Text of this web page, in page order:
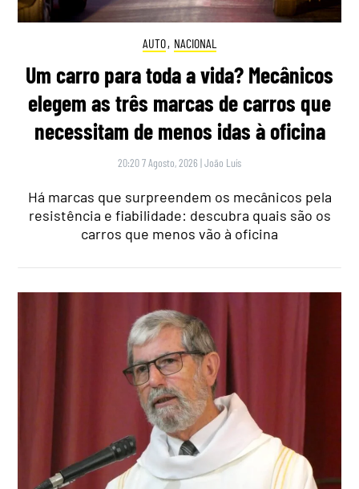
AUTO, NACIONAL
Um carro para toda a vida? Mecânicos
elegem as três marcas de carros que
necessitam de menos idas à oficina
20:20 7 Agosto, 2026 |João Luís
Há marcas que surpreendem os mecânicos pela
resistência e fiabilidade: descubra quais são os
carros que menos vão à oficina